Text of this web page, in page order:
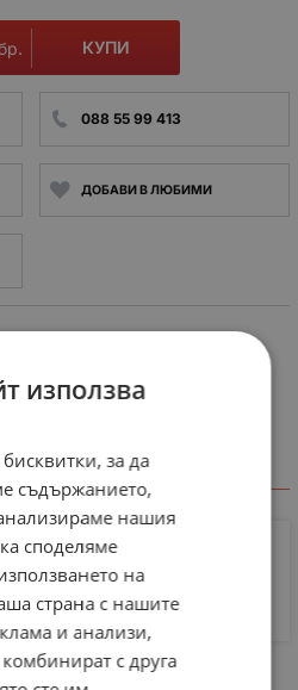
КУПИ
088 55 99 413
ДОБАВИ В ЛЮБИМИ
epitaxial planer type(For low-
and driver
Semiconducto
използва
за да
съдържанието,
нашия
споделяме
на
страна с нашите
и анализи,
с друга